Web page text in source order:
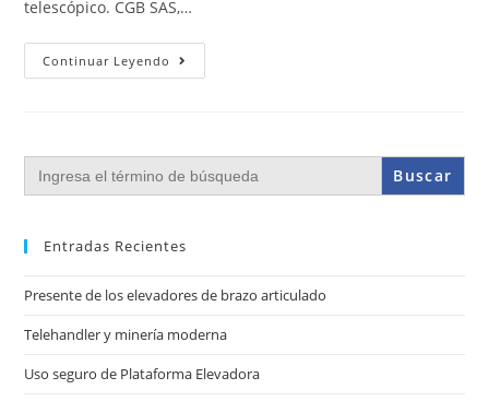
telescópico. CGB SAS,…
Continuar Leyendo
Buscar:
Entradas Recientes
Presente de los elevadores de brazo articulado
Telehandler y minería moderna
Uso seguro de Plataforma Elevadora